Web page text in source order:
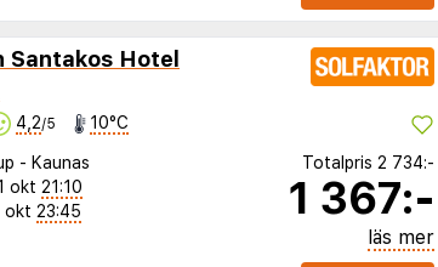
Santakos Hotel
4,2/5 10°C
- Kaunas
okt 21:10
okt 23:45
Totalpris 2 734:-
1 367:-
läs mer